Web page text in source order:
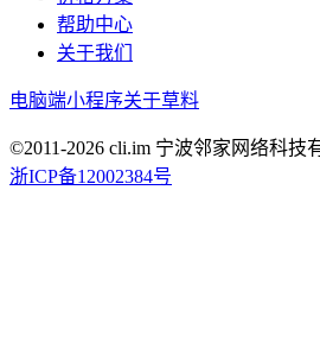
帮助中心
关于我们
电脑端小程序关于草料
©2011-2026 cli.im 宁波邻家网络科技
浙ICP备12002384号